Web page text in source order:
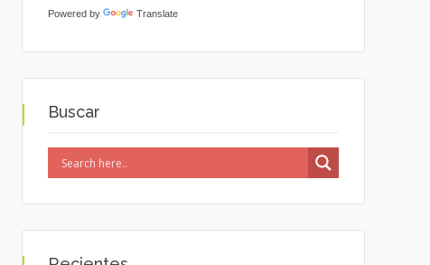
Powered by Translate
Buscar